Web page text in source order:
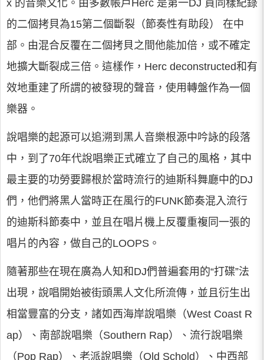
x 的音樂文化。由多數帳戶Herc 是第一DJ 買同樣紀錄
的二個拷貝為15第二個斷裂（節奏性有助段） 在中
部。由混合反覆在二個拷貝之間他能加倍，或不確定
地擴大斷裂成三倍。這樣作，Herc deconstructed和有
效地重建了所謂的被發現的聲音，使用轉盤作為一個
樂器。
說唱樂的起源可以追溯到黑人音樂根源中吟詠的段落
中，到了70年代說唱樂正式確立了自己的風格，其中
最主要的功勞要歸根於當時流行的迪斯科舞廳中的DJ
們，他們將黑人當時正在風行的FUNK節奏混入流行
的迪斯科節奏中，並且在唱片機上反覆重複同一張的
唱片的內容，做自己的LOOPS。
隨著那些在現在廣為人知和DJ們普遍套用的“打碟”法
出現，說唱開始被街頭黑人文化所流傳，並且衍生出
相當豐富的分支，諸如西海岸說唱樂（West Coast R
ap）、南部說唱樂（Southern Rap）、流行說唱樂
（Pop Rap）、老派說唱樂（Old Schold）、中西部